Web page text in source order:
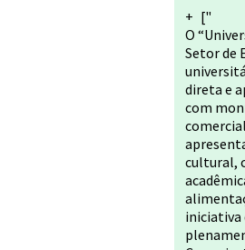
+ ["
O
Setor de
direta e
com
cultural,
iniciativa